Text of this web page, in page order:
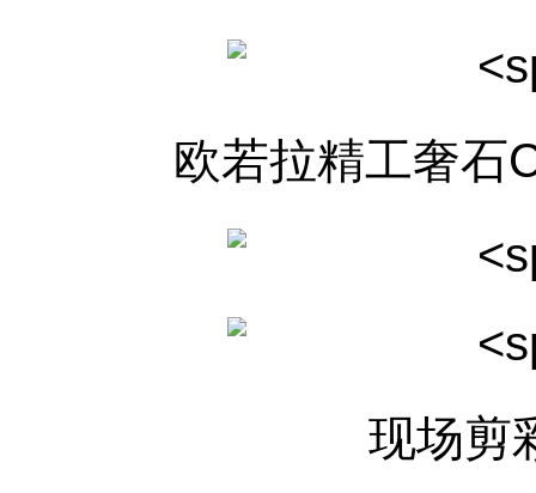
欧若拉精工奢石
现场剪